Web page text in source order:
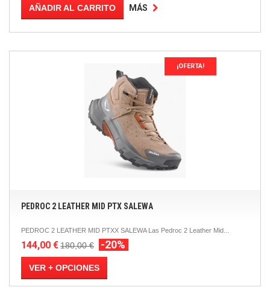
AÑADIR AL CARRITO MÁS
¡OFERTA!
PEDROC 2 LEATHER MID PTX SALEWA
PEDROC 2 LEATHER MID PTXX SALEWA Las Pedroc 2 Leather Mid...
144,00 €180,00 € -20%
VER + OPCIONES